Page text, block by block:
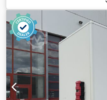
लोडिंग स्पेस वॉल्यूम:42 मी³, सस्पेंशन:
व्हीलबेस:990 मिमी अन्य,
245/70 R 17,5
, रियर टायर का
अन्य, उत्सर्जन श्रेणी:कोई नहीं